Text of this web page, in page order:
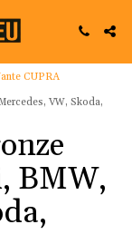
CUPRA
VW, Skoda,
BMW,